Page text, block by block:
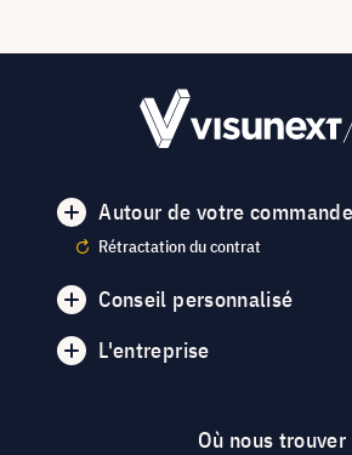
Autour de votre commande
Rétractation du contrat
Conseil personnalisé
L'entreprise
Où nous trouver